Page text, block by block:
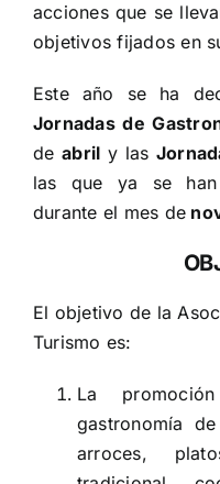
acciones que se
objetivos fijados en
Este año se ha
Jornadas de
deabril y las
las que ya se han
durante el mes de
El objetivo de la
Turismo es:
La
gastronomía
arroces,